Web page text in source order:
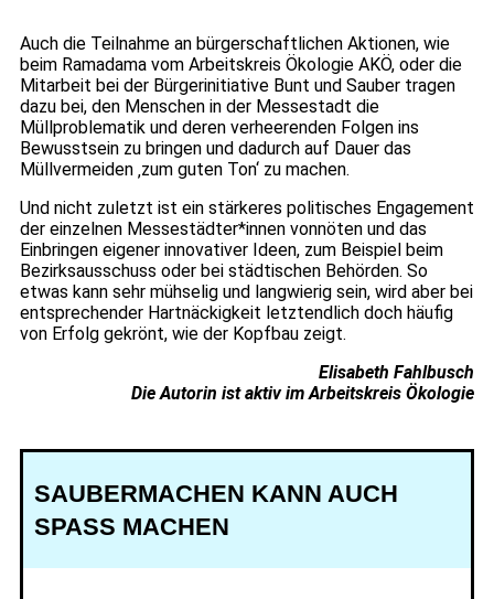
Auch die Teilnahme an bürgerschaftlichen Aktionen, wie
beim Ramadama vom Arbeitskreis Ökologie AKÖ, oder die
Mitarbeit bei der Bürgerinitiative Bunt und Sauber tragen
dazu bei, den Menschen in der Messestadt die
Müllproblematik und deren verheerenden Folgen ins
Bewusstsein zu bringen und dadurch auf Dauer das
Müllvermeiden ‚zum guten Ton‘ zu machen.
Und nicht zuletzt ist ein stärkeres politisches Engagement
der einzelnen Messestädter*innen vonnöten und das
Einbringen eigener innovativer Ideen, zum Beispiel beim
Bezirksausschuss oder bei städtischen Behörden. So
etwas kann sehr mühselig und langwierig sein, wird aber bei
entsprechender Hartnäckigkeit letztendlich doch häufig
von Erfolg gekrönt, wie der Kopfbau zeigt.
Elisabeth Fahlbusch
Die Autorin ist aktiv im Arbeitskreis Ökologie
SAUBERMACHEN KANN AUCH
SPASS MACHEN